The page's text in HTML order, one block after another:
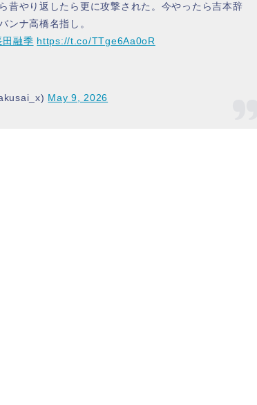
昔やり返したら更に攻撃された。今やったら吉本辞
ンナ高橋名指し。
田融季 https://t.co/TTge6Aa0oR
May 9, 2026